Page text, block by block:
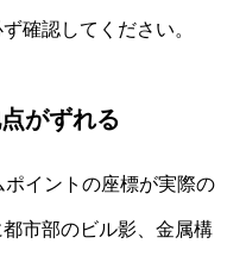
確認してください。
がずれる
イントの座標が実際の
市部のビル影、金属構